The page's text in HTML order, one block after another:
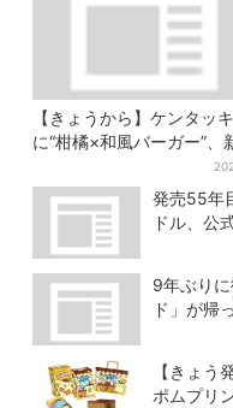
【きょうから】ケンタッ
に“柑橘×和風バーガー”、
2品が登場！「完璧な組み
せ」と喜びの声
発売55年
ドル、公
9年ぶり
ド」が帰
【きょう
ポムプリ